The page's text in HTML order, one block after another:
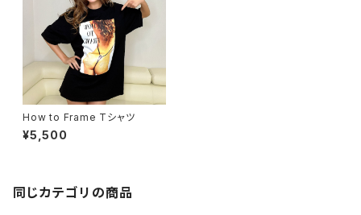
How to Frame Tシャツ
¥5,500
同じカテゴリの商品